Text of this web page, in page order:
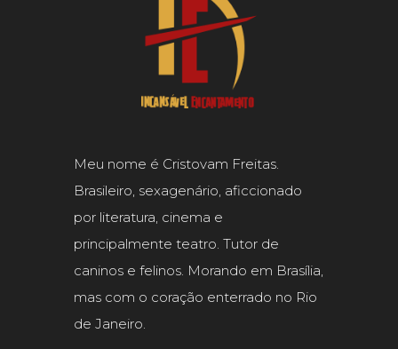
Meu nome é Cristovam Freitas.
Brasileiro, sexagenário, aficcionado
por literatura, cinema e
principalmente teatro. Tutor de
caninos e felinos. Morando em Brasília,
mas com o coração enterrado no Rio
de Janeiro.